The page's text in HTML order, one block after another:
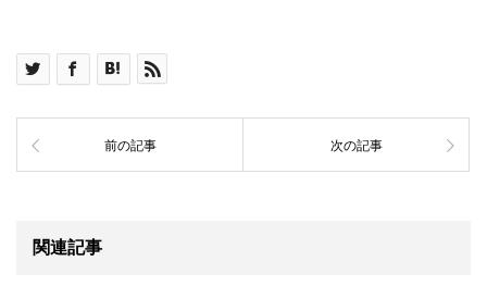
前の記事 次の記事
関連記事